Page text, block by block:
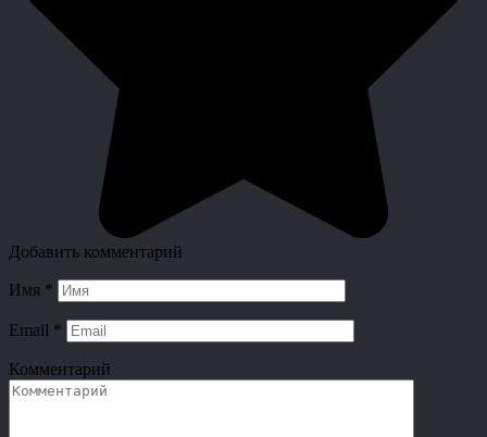
Добавить комментарий
Имя *
Email *
Комментарий